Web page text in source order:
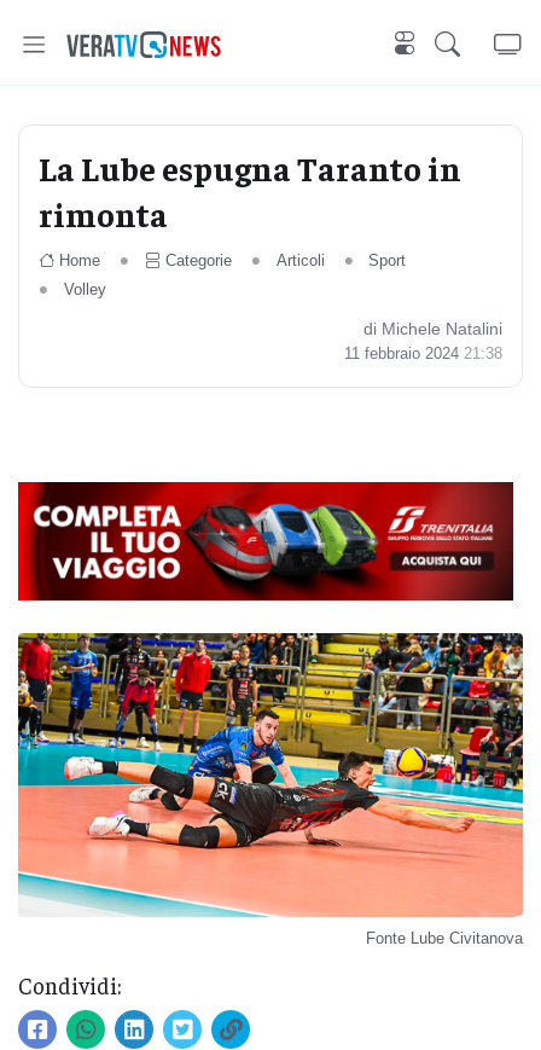
La Lube espugna Taranto in
rimonta
Home Categorie Articoli
Sport
Volley
di Michele Natalini
11 febbraio 2024 21:38
Fonte Lube Civitanova
Condividi: